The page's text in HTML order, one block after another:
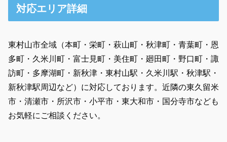
対応エリア詳細
東村山市全域（本町・栄町・萩山町・秋津町・青葉町・恩
多町・久米川町・富士見町・美住町・廻田町・野口町・諏
訪町・多摩湖町・新秋津・東村山駅・久米川駅・秋津駅・
新秋津駅周辺など）に対応しております。近隣の東久留米
市・清瀬市・所沢市・小平市・東大和市・国分寺市なども
お気軽にご相談ください。